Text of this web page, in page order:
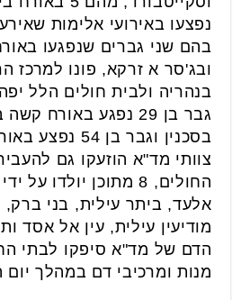
נפצעו באירועי אלימות
בהם שני גברים שנפגעו
ובג'סר א זרקא, פונו למרכז
בנהריה ולבית חולים הלל
גבר בן 29 נפגע
בסכנין וגבר
החולים, 8 מתוכן יולדו
אלעד, ביתר עילית, בני ברק,
מודיעין עילית, עין אל אסד
מנות ומרכיבי דם במהלך יום